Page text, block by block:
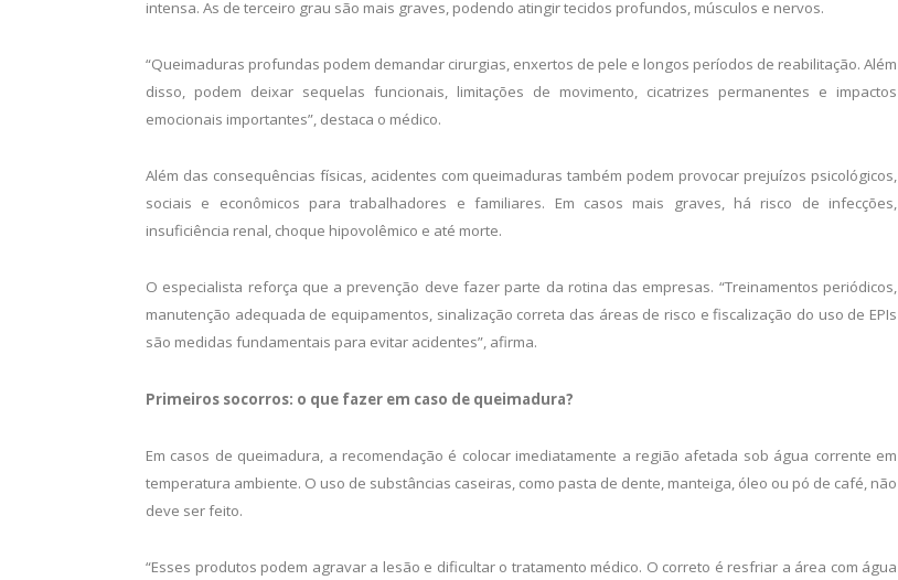
intensa. As de terceiro grau são mais graves, podendo atingir tecidos profundos, músculos e nervos.
“Queimaduras profundas podem demandar cirurgias, enxertos de pele e longos períodos de reabilitação. Além
disso, podem deixar sequelas funcionais, limitações de movimento, cicatrizes permanentes e impactos
emocionais importantes”, destaca o médico.
Além das consequências físicas, acidentes com queimaduras também podem provocar prejuízos psicológicos,
sociais e econômicos para trabalhadores e familiares. Em casos mais graves, há risco de infecções,
insuficiência renal, choque hipovolêmico e até morte.
O especialista reforça que a prevenção deve fazer parte da rotina das empresas. “Treinamentos periódicos,
manutenção adequada de equipamentos, sinalização correta das áreas de risco e fiscalização do uso de EPIs
são medidas fundamentais para evitar acidentes”, afirma.
Primeiros socorros: o que fazer em caso de queimadura?
Em casos de queimadura, a recomendação é colocar imediatamente a região afetada sob água corrente em
temperatura ambiente. O uso de substâncias caseiras, como pasta de dente, manteiga, óleo ou pó de café, não
deve ser feito.
“Esses produtos podem agravar a lesão e dificultar o tratamento médico. O correto é resfriar a área com água